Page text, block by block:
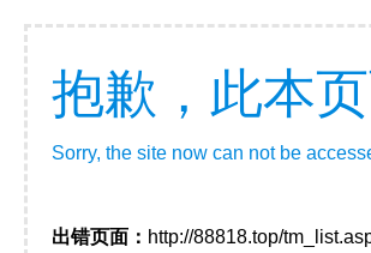
抱歉，此本
Sorry, the site now can not be
出错页面： http://88818.top/